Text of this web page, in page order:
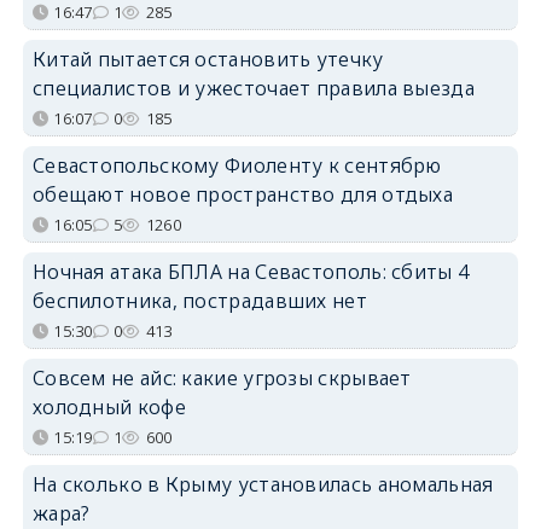
16:47 1 285
Китай пытается остановить утечку
специалистов и ужесточает правила выезда
16:07 0 185
Севастопольскому Фиоленту к сентябрю
обещают новое пространство для отдыха
16:05 5 1260
Ночная атака БПЛА на Севастополь: сбиты 4
беспилотника, пострадавших нет
15:30 0 413
Совсем не айс: какие угрозы скрывает
холодный кофе
15:19 1 600
На сколько в Крыму установилась аномальная
жара?